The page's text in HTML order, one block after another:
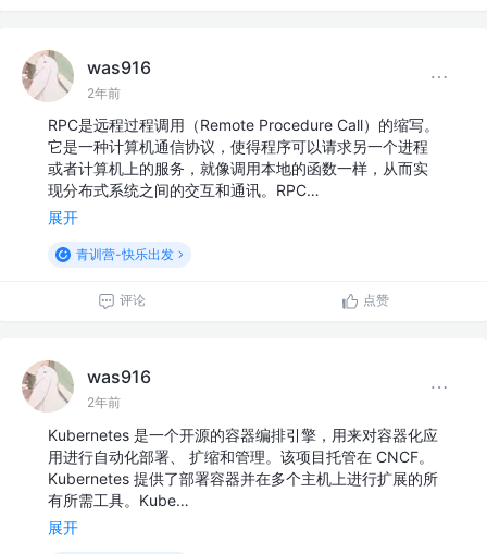
was916
2年前
RPC是远程过程调用（Remote Procedure Call）的缩写。
它是一种计算机通信协议，使得程序可以请求另一个进程
或者计算机上的服务，就像调用本地的函数一样，从而实
现分布式系统之间的交互和通讯。RPC…
展开
青训营-快乐出发
评论 点赞
was916
2年前
Kubernetes 是一个开源的容器编排引擎，用来对容器化应
用进行自动化部署、 扩缩和管理。该项目托管在 CNCF。
Kubernetes 提供了部署容器并在多个主机上进行扩展的所
有所需工具。Kube…
展开